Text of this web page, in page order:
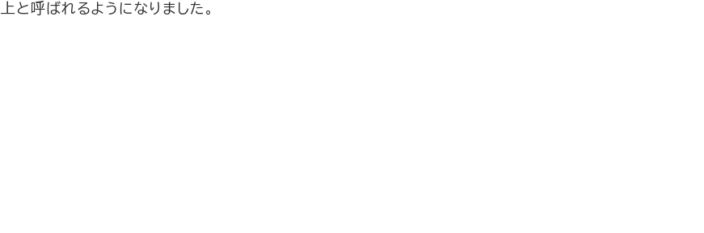
と呼ばれるようになりました。